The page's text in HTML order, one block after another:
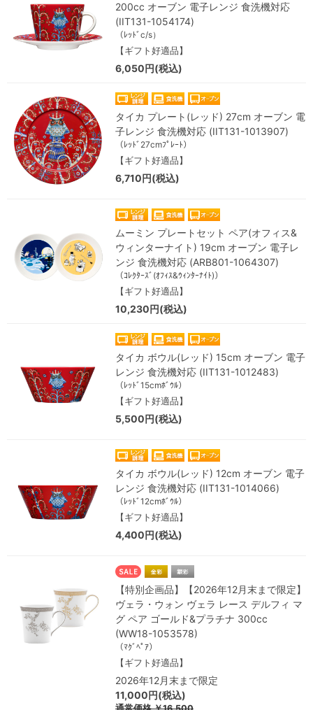
200cc オーブン 電子レンジ 食洗機対応
(IIT131-1054174)
（ﾚｯﾄﾞc/s）
【ギフト好適品】
6,050円(税込)
タイカ プレート(レッド) 27cm オーブン 電
子レンジ 食洗機対応 (IIT131-1013907)
（ﾚｯﾄﾞ27cmﾌﾟﾚｰﾄ）
【ギフト好適品】
6,710円(税込)
ムーミン プレートセット ペア(オフィス&
ウィンターナイト) 19cm オーブン 電子レ
ンジ 食洗機対応 (ARB801-1064307)
（ｺﾚｸﾀｰｽﾞ(ｵﾌｨｽ&ｳｨﾝﾀｰﾅｲﾄ)）
【ギフト好適品】
10,230円(税込)
タイカ ボウル(レッド) 15cm オーブン 電子
レンジ 食洗機対応 (IIT131-1012483)
（ﾚｯﾄﾞ15cmﾎﾞｳﾙ）
【ギフト好適品】
5,500円(税込)
タイカ ボウル(レッド) 12cm オーブン 電子
レンジ 食洗機対応 (IIT131-1014066)
（ﾚｯﾄﾞ12cmﾎﾞｳﾙ）
【ギフト好適品】
4,400円(税込)
【特別企画品】【2026年12月末まで限定】
ヴェラ・ウォン ヴェラ レース デルフィ マ
グ ペア ゴールド&プラチナ 300cc
(WW18-1053578)
（ﾏｸﾞﾍﾟｱ）
【ギフト好適品】
2026年12月末まで限定
11,000円(税込)